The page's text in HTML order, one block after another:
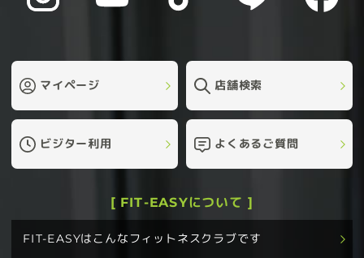
マイページ 店舗検索
ビジター利用 よくあるご質問
[ FIT-EASYについて ]
FIT-EASYはこんなフィットネスクラブです